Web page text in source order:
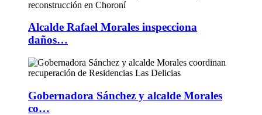
Alcalde Rafael Morales inspecciona
daños…
Gobernadora Sánchez y alcalde Morales
co…